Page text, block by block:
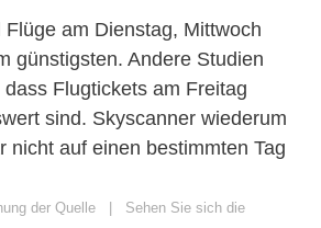
Flüge am Dienstag, Mittwoch
günstigsten. Andere Studien
Flugtickets am Freitag
sind. Skyscanner wiederum
nicht auf einen bestimmten Tag
der Quelle | Sehen Sie sich die